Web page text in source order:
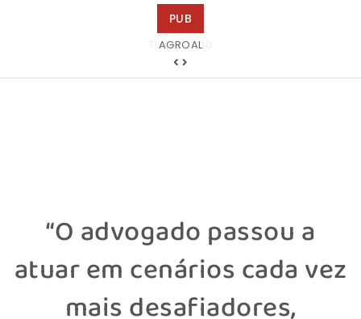
PUB
Tintas 2000
“O advogado passou a
atuar em cenários cada vez
mais desafiadores,